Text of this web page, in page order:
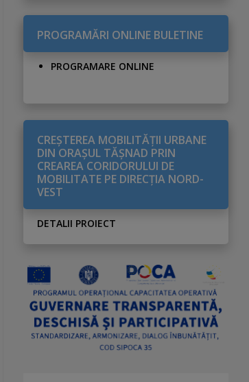
PROGRAMĂRI ONLINE BULETINE
PROGRAMARE ONLINE
CREŞTEREA MOBILITĂŢII URBANE
DIN ORAŞUL TĂŞNAD PRIN
CREAREA CORIDORULUI DE
MOBILITATE PE DIRECŢIA NORD-
VEST
DETALII PROIECT